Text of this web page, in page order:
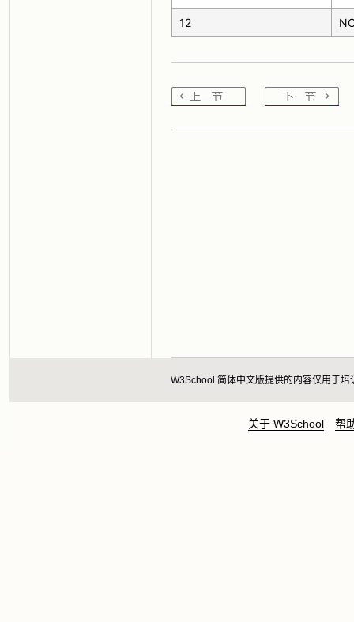
12
W3School 简体中文版提供的内容仅用于
关于 W3School 帮